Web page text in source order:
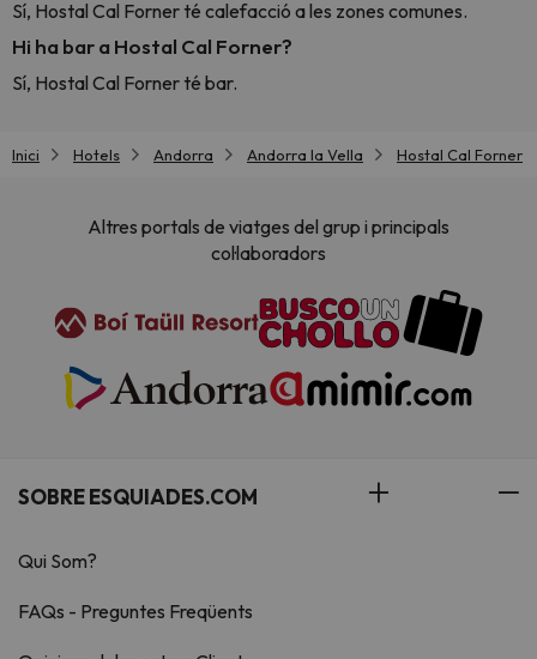
Sí, Hostal Cal Forner té calefacció a les zones comunes.
Hi ha bar a Hostal Cal Forner?
Sí, Hostal Cal Forner té bar.
Inici Hotels Andorra Andorra la Vella Hostal Cal Forner
Altres portals de viatges del grup i principals
col·laboradors
SOBRE ESQUIADES.COM
Qui Som?
FAQs - Preguntes Freqüents